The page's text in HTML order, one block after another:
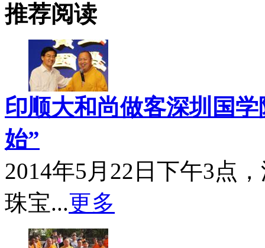
推荐阅读
印顺大和尚做客深圳国
始”
2014年5月22日下午3点
珠宝...更多